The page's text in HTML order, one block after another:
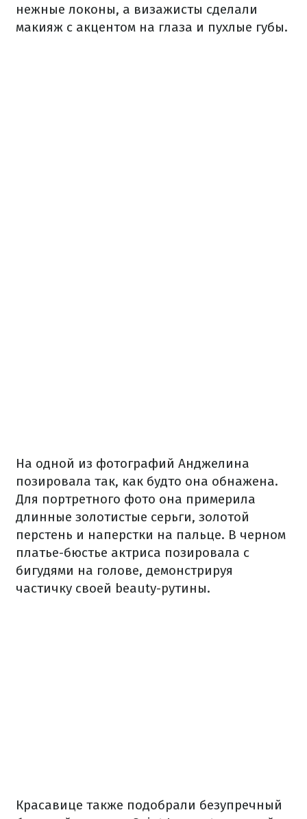
нежные локоны, а визажисты сделали
макияж с акцентом на глаза и пухлые губы.
На одной из фотографий Анджелина
позировала так, как будто она обнажена.
Для портретного фото она примерила
длинные золотистые серьги, золотой
перстень и наперстки на пальце. В черном
платье-бюстье актриса позировала с
бигудями на голове, демонстрируя
частичку своей beauty-рутины.
Красавице также подобрали безупречный